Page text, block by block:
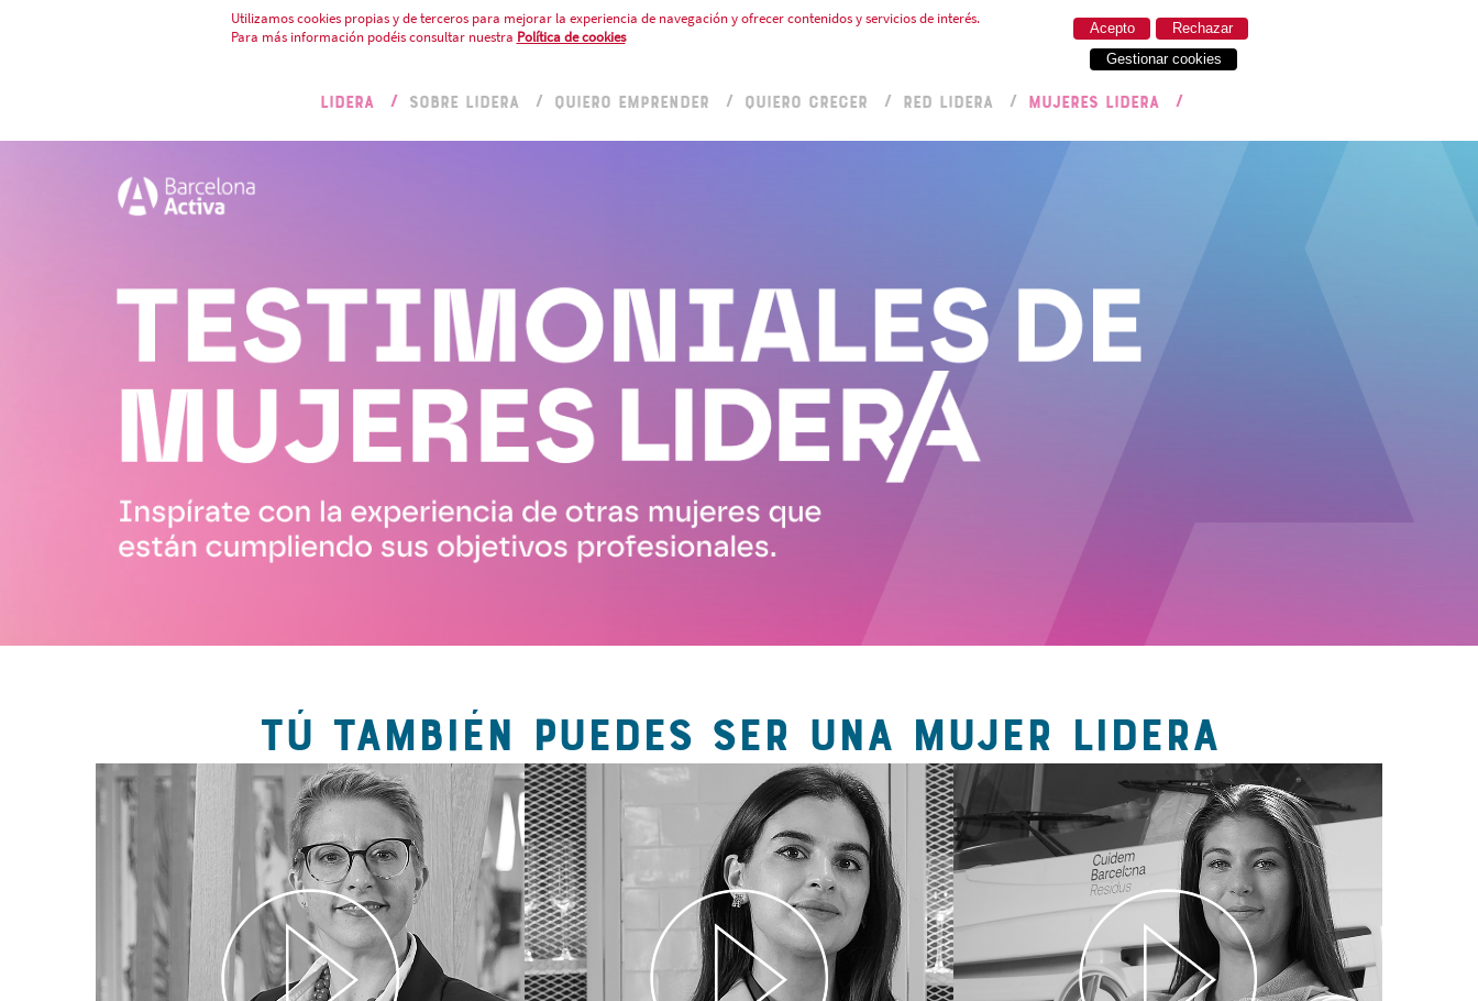
Utilizamos cookies propias y de terceros para mejorar la experiencia de navegación y ofrecer contenidos y servicios de interés.
Para más información podéis consultar nuestra Política de cookies Rechazar
Acepto
Gestionar cookies
LIDERA SOBRE LIDERA QUIERO EMPRENDER QUIERO CRECER RED LIDERA MUJERES LIDERA
TÚ TAMBIÉN PUEDES SER UNA MUJER LIDERA